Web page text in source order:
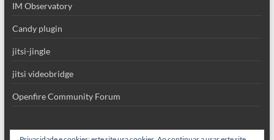
IM Observatory
Candy plugin
jitsi-jingle
jitsi videobridge
Openfire Community Forum